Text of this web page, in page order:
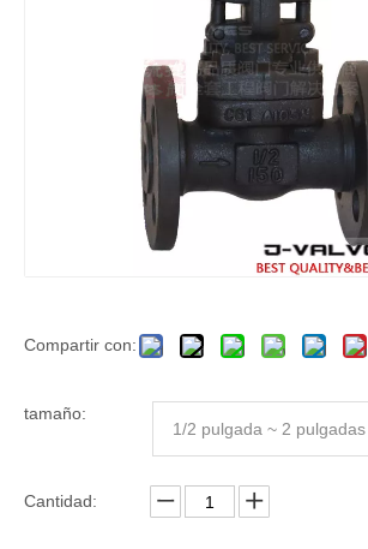
Compartir con:
tamaño:
1/2 pulgada ~ 2
Cantidad: